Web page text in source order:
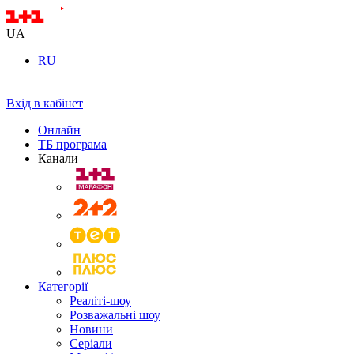
UA
RU
Вхід в кабінет
Онлайн
ТБ програма
Канали
Категорії
Реаліті-шоу
Розважальні шоу
Новини
Серіали